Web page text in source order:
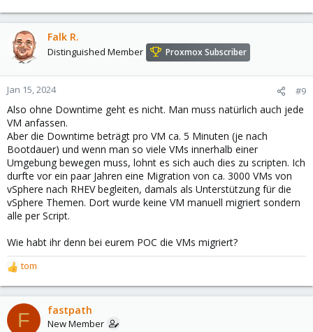
Falk R.
Distinguished Member Proxmox Subscriber
Jan 15, 2024 #9
Also ohne Downtime geht es nicht. Man muss natürlich auch jede
VM anfassen.
Aber die Downtime beträgt pro VM ca. 5 Minuten (je nach
Bootdauer) und wenn man so viele VMs innerhalb einer
Umgebung bewegen muss, lohnt es sich auch dies zu scripten. Ich
durfte vor ein paar Jahren eine Migration von ca. 3000 VMs von
vSphere nach RHEV begleiten, damals als Unterstützung für die
vSphere Themen. Dort wurde keine VM manuell migriert sondern
alle per Script.
Wie habt ihr denn bei eurem POC die VMs migriert?
R
e
a
c
t
tom
F fastpath
New Member